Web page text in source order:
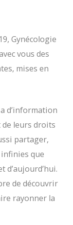
Gynécologie
vous des
mises en
d’information
de leurs droits
partager,
que
d’aujourd’hui.
de découvrir
rayonner la